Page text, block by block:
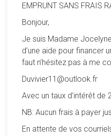
EMPRUNT SANS FRAIS
Bonjour,
Je suis Madame
d’une aide pour financer
faut n’hésitez pas à me
Duvivier11@outlook.fr
Avec un taux d’intérêt de
NB: Aucun frais à payer
En attente de vos